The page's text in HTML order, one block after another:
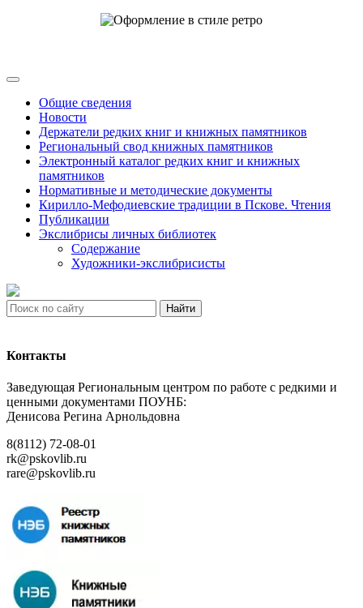
Общие сведения
Новости
Держатели редких книг и книжных памятников
Региональный свод книжных памятников
Электронный каталог редких книг и книжных
памятников
Нормативные и методические документы
Кирилло-Мефодиевские традиции в Пскове. Чтения
Публикации
Экслибрисы личных библиотек
Содержание
Художники-экслибрисисты
Найти
Контакты
Заведующая Региональным центром по работе с редкими и
ценными документами ПОУНБ:
Денисова Регина Арнольдовна
8(8112) 72-08-01
rk@pskovlib.ru
rare@pskovlib.ru